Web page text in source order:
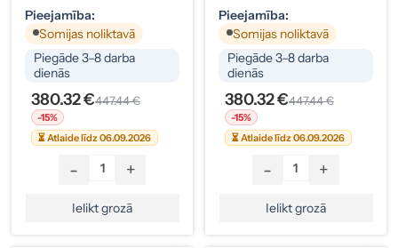
Pieejamība:
Somijas noliktavā
Piegāde 3–8 darba
dienās
380.32 €447.44 €
-15%
⏳ Atlaide līdz 06.09.2026
- +
Ielikt grozā
Pieejamība:
Somijas noliktavā
Piegāde 3–8 darba
dienās
380.32 €447.44 €
-15%
⏳ Atlaide līdz 06.09.2026
- +
Ielikt grozā